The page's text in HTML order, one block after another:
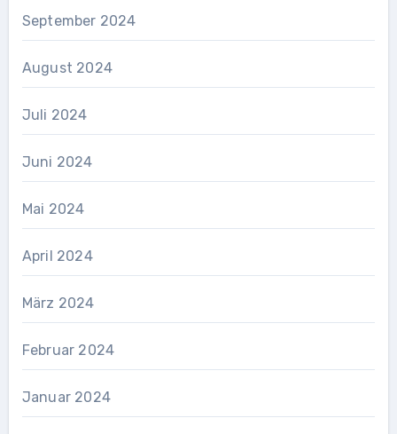
September 2024
August 2024
Juli 2024
Juni 2024
Mai 2024
April 2024
März 2024
Februar 2024
Januar 2024